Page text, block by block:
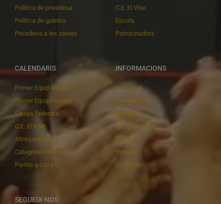
Política de privadesa
Política de galetes
Privadesa a les xarxes
C.E. El Vilar
Escola
Patrocinadors
CALENDARIS
Primer Equip Masculí
Primer Equip Femení
Equips federats
C.E. El Vilar
Altres equips
Categories inferiors
Partits a casa
INFORMACIONS
Actualitat
Inscripcions
Botiga
Documentació
Playoff
Intranet
Contacte
SEGUEIX-NOS